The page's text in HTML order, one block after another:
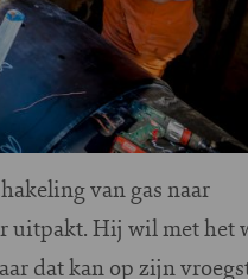
van gas naar
uitpakt. Hij wil met het
dat kan op zijn